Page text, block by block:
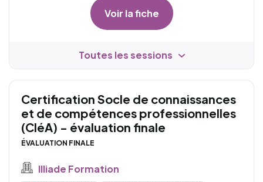
Voir la fiche
Toutes les sessions
Certification Socle de connaissances
et de compétences professionnelles
(CléA) - évaluation finale
ÉVALUATION FINALE
Illiade Formation